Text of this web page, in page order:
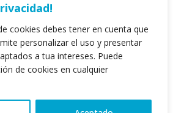
cookies debes tener en cuenta que
personalizar el uso y presentar
a tua intereses. Puede
de cookies en cualquier
Todos los derechos reservados.